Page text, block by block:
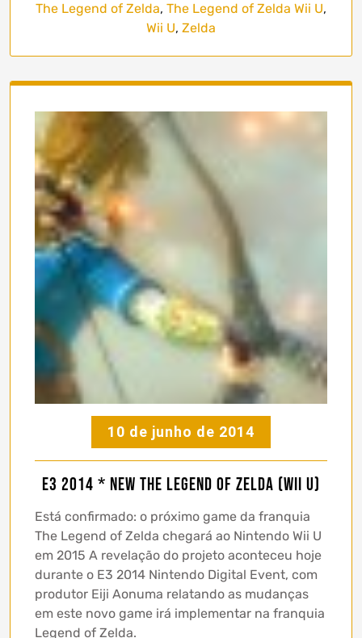
The Legend of Zelda, The Legend of Zelda Wii U,
Wii U, Zelda
10 de junho de 2014
E3 2014 * New The Legend of Zelda (Wii U)
Está confirmado: o próximo game da franquia
The Legend of Zelda chegará ao Nintendo Wii U
em 2015 A revelação do projeto aconteceu hoje
durante o E3 2014 Nintendo Digital Event, com
produtor Eiji Aonuma relatando as mudanças
em este novo game irá implementar na franquia
Legend of Zelda.